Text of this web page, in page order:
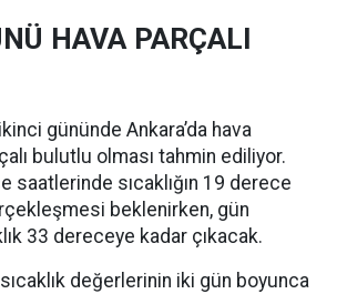
HAVA PARÇALI
gününde Ankara’da hava
bulutlu olması tahmin ediliyor.
saatlerinde sıcaklığın 19 derece
beklenirken, gün
33 dereceye kadar çıkacak.
değerlerinin iki gün boyunca